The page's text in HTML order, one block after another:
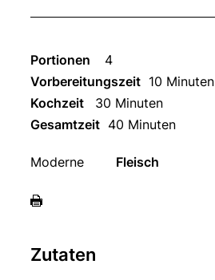
Portionen
4
Vorbereitungszeit 10 Minuten
Kochzeit
30 Minuten
Gesamtzeit 40 Minuten
Moderne Fleisch
Zutaten